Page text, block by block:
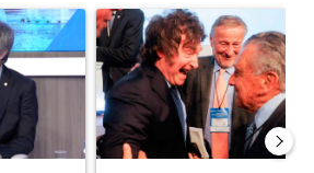
con el título "El Banco Central no
Un artículo de tendencia con